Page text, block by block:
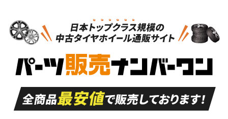
S
品）
S
新車外し品（新古
付き
A
走行距離も少なく、
目立つ傷もほとんど
ない中古品
A
走行距離も少なく、
非常に状態の良い中
古品